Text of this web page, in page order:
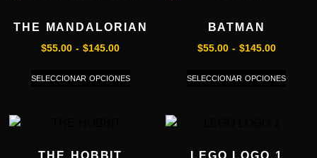
THE MANDALORIAN
$55.00 - $145.00
SELECCIONAR OPCIONES
BATMAN
$55.00 - $145.00
SELECCIONAR OPCIONES
THE HOBBIT LEGO LOGO 1